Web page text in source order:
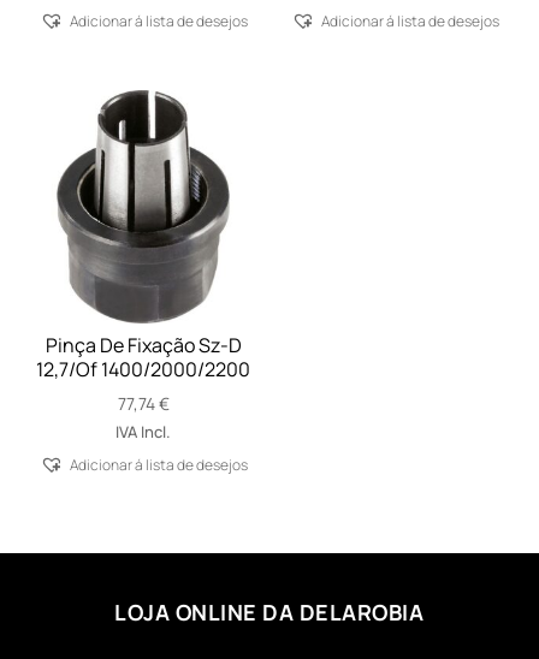
Adicionar á lista de desejos Adicionar á lista de desejos
Pinça De Fixação Sz-D
12,7/Of 1400/2000/2200
77,74€
IVA Incl.
Adicionar á lista de desejos
LOJA ONLINE DA DELAROBIA